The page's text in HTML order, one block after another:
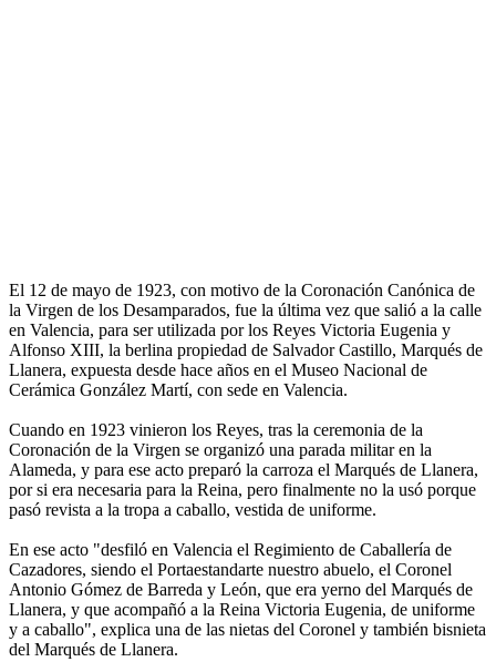
El 12 de mayo de 1923, con motivo de la Coronación Canónica de
la Virgen de los Desamparados, fue la última vez que salió a la calle
en Valencia, para ser utilizada por los Reyes Victoria Eugenia y
Alfonso XIII, la berlina propiedad de Salvador Castillo, Marqués de
Llanera, expuesta desde hace años en el Museo Nacional de
Cerámica González Martí, con sede en Valencia.
Cuando en 1923 vinieron los Reyes, tras la ceremonia de la
Coronación de la Virgen se organizó una parada militar en la
Alameda, y para ese acto preparó la carroza el Marqués de Llanera,
por si era necesaria para la Reina, pero finalmente no la usó porque
pasó revista a la tropa a caballo, vestida de uniforme.
En ese acto "desfiló en Valencia el Regimiento de Caballería de
Cazadores, siendo el Portaestandarte nuestro abuelo, el Coronel
Antonio Gómez de Barreda y León, que era yerno del Marqués de
Llanera, y que acompañó a la Reina Victoria Eugenia, de uniforme
y a caballo", explica una de las nietas del Coronel y también bisnieta
del Marqués de Llanera.